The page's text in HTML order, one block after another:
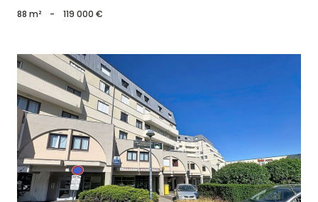
88 m² - 119 000 €
voir le bien